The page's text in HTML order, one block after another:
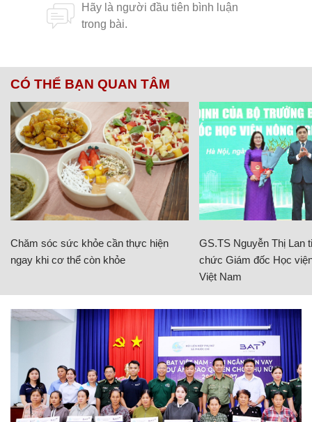
CÓ THỂ BẠN QUAN TÂM
Chăm sóc sức khỏe cần thực hiện
ngay khi cơ thể còn khỏe
GS.TS Nguyễn Thị Lan
chức Giám đốc Học
Việt Nam